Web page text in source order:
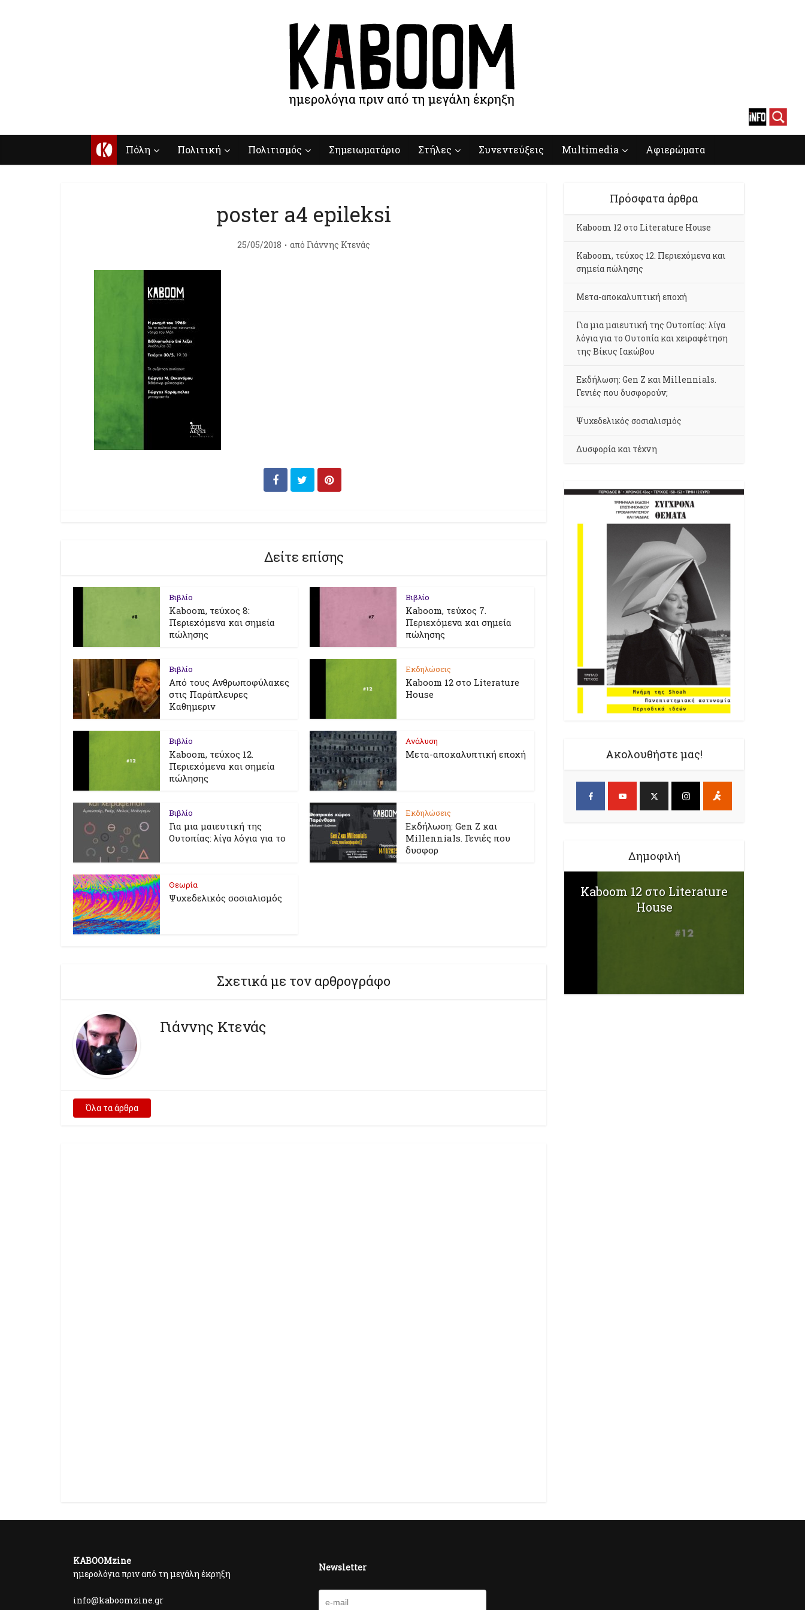
Κ Πόλη Πολιτική Πολιτισμός Σημειωματάριο Στήλες Συνεντεύξεις Multimedia Αφιερώματα
poster a4 epileksi
25/05/2018 από Γιάννης Κτενάς
Δείτε επίσης
Βιβλίο
Kaboom, τεύχος 8:
Περιεχόμενα και σημεία
πώλησης
Βιβλίο
Kaboom, τεύχος 7.
Περιεχόμενα και σημεία
πώλησης
Βιβλίο
Από τους Ανθρωποφύλακες
στις Παράπλευρες
Καθημεριν
Εκδηλώσεις
Kaboom 12 στο Literature
House
Βιβλίο
Kaboom, τεύχος 12.
Περιεχόμενα και σημεία
πώλησης
Ανάλυση
Μετα-αποκαλυπτική εποχή
Βιβλίο
Για μια μαιευτική της
Ουτοπίας: λίγα λόγια για το
Εκδηλώσεις
Εκδήλωση: Gen Z και
Millennials. Γενιές που
δυσφορ
Θεωρία
Ψυχεδελικός σοσιαλισμός
Σχετικά με τον αρθρογράφο
Γιάννης Κτενάς
Όλα τα άρθρα
Πρόσφατα άρθρα
Kaboom 12 στο Literature House
Kaboom, τεύχος 12. Περιεχόμενα και
σημεία πώλησης
Μετα-αποκαλυπτική εποχή
Για μια μαιευτική της Ουτοπίας: λίγα
λόγια για το Ουτοπία και χειραφέτηση
της Βίκυς Ιακώβου
Εκδήλωση: Gen Z και Millennials.
Γενιές που δυσφορούν;
Ψυχεδελικός σοσιαλισμός
Δυσφορία και τέχνη
Ακολουθήστε μας!
Δημοφιλή
Kaboom 12 στο Literature
House
KABOOMzine
ημερολόγια πριν από τη μεγάλη έκρηξη
info@kaboomzine.gr
Newsletter